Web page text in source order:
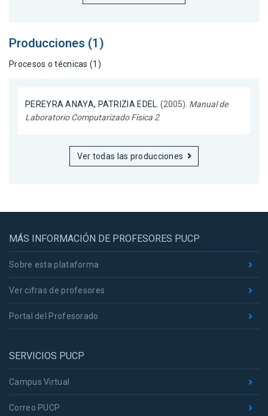
Producciones (1)
Procesos o técnicas (1)
PEREYRA ANAYA, PATRIZIA EDEL . (2005). Manual de
Laboratorio Computarizado Física 2.
Ver todas las producciones
MÁS INFORMACIÓN DE PROFESORES PUCP
Sobre esta plataforma
Ver cifras de profesores
Portal del Profesorado
SERVICIOS PUCP
Campus Virtual
Correo PUCP